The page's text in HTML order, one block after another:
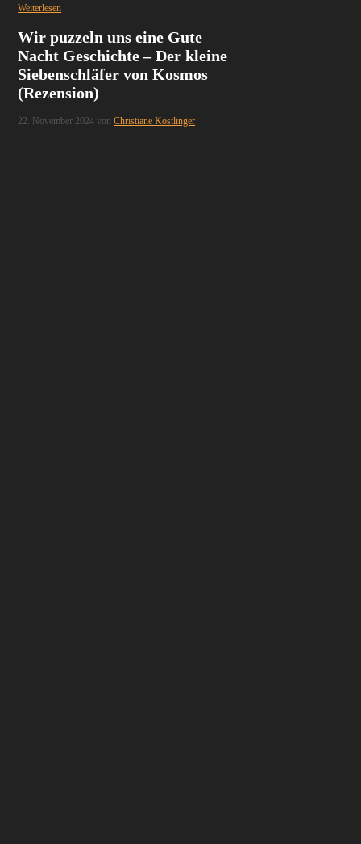
Weiterlesen
Wir puzzeln uns eine Gute
Nacht Geschichte – Der kleine
Siebenschläfer von Kosmos
(Rezension)
22. November 2024 vonChristiane Köstlinger